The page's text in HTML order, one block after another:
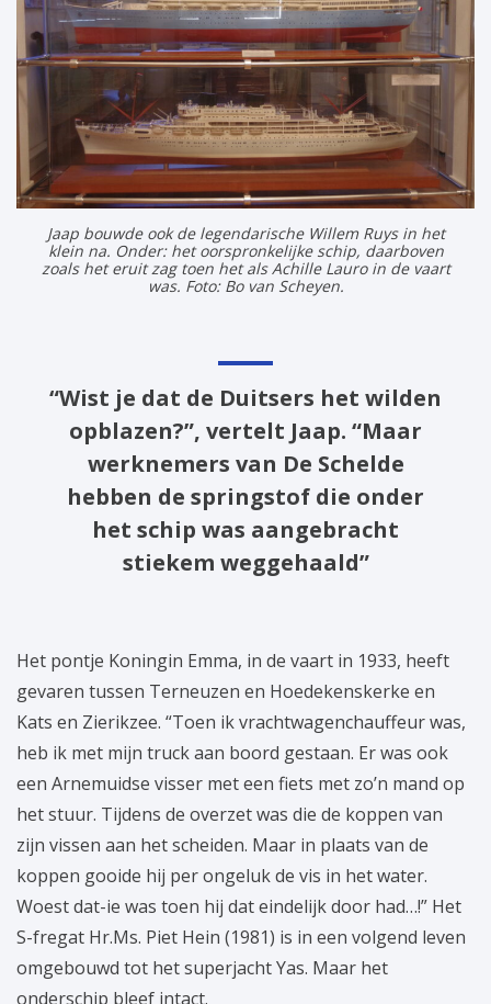
Jaap bouwde ook de legendarische Willem Ruys in het
klein na. Onder: het oorspronkelijke schip, daarboven
zoals het eruit zag toen het als Achille Lauro in de vaart
was. Foto: Bo van Scheyen.
“Wist je dat de Duitsers het wilden
opblazen?”, vertelt Jaap. “Maar
werknemers van De Schelde
hebben de springstof die onder
het schip was aangebracht
stiekem weggehaald”
Het pontje Koningin Emma, in de vaart in 1933, heeft
gevaren tussen Terneuzen en Hoedekenskerke en
Kats en Zierikzee. “Toen ik vrachtwagenchauffeur was,
heb ik met mijn truck aan boord gestaan. Er was ook
een Arnemuidse visser met een fiets met zo’n mand op
het stuur. Tijdens de overzet was die de koppen van
zijn vissen aan het scheiden. Maar in plaats van de
koppen gooide hij per ongeluk de vis in het water.
Woest dat-ie was toen hij dat eindelijk door had…!” Het
S-fregat Hr.Ms. Piet Hein (1981) is in een volgend leven
omgebouwd tot het superjacht Yas. Maar het
onderschip bleef intact.